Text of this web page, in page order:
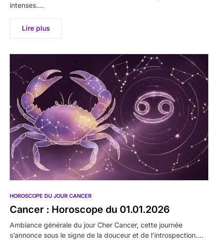
intenses.…
Lire plus
HOROSCOPE DU JOUR CANCER
Cancer : Horoscope du 01.01.2026
Ambiance générale du jour Cher Cancer, cette journée
s’annonce sous le signe de la douceur et de l’introspection.…